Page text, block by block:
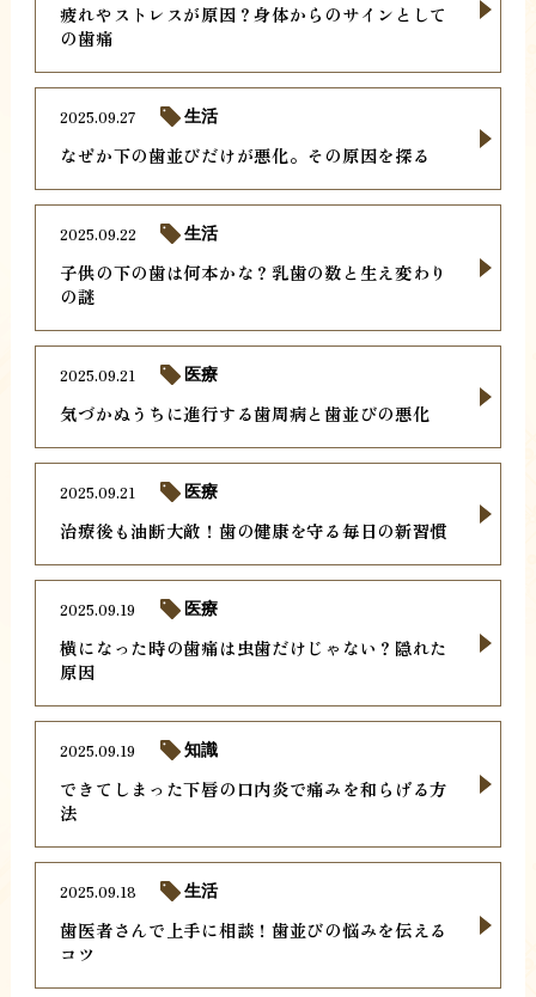
疲れやストレスが原因？身体からのサインとして
の歯痛
なぜか下の歯並びだけが悪化。その原因を探る
2025.09.27 生活
子供の下の歯は何本かな？乳歯の数と生え変わり
の謎
2025.09.22 生活
気づかぬうちに進行する歯周病と歯並びの悪化
2025.09.21 医療
治療後も油断大敵！歯の健康を守る毎日の新習慣
2025.09.21 医療
横になった時の歯痛は虫歯だけじゃない？隠れた
原因
2025.09.19 医療
できてしまった下唇の口内炎で痛みを和らげる方
法
2025.09.19 知識
歯医者さんで上手に相談！歯並びの悩みを伝える
コツ
2025.09.18 生活